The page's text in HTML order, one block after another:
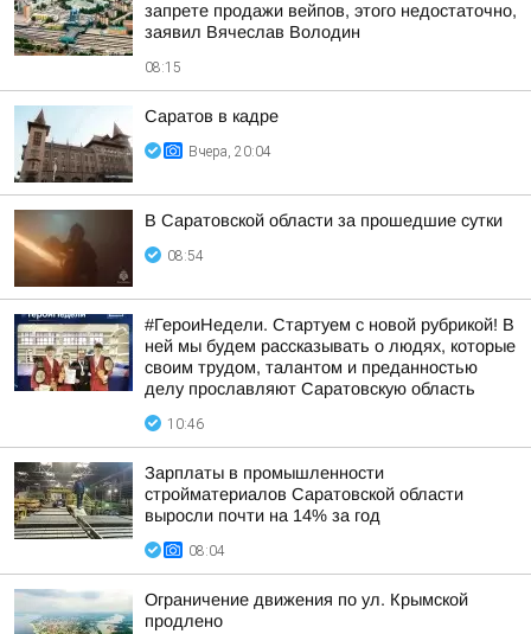
запрете продажи вейпов, этого недостаточно,
заявил Вячеслав Володин
08:15
Саратов в кадре
Вчера, 20:04
В Саратовской области за прошедшие сутки
08:54
#ГероиНедели. Стартуем с новой рубрикой! В
ней мы будем рассказывать о людях, которые
своим трудом, талантом и преданностью
делу прославляют Саратовскую область
10:46
Зарплаты в промышленности
стройматериалов Саратовской области
выросли почти на 14% за год
08:04
Ограничение движения по ул. Крымской
продлено